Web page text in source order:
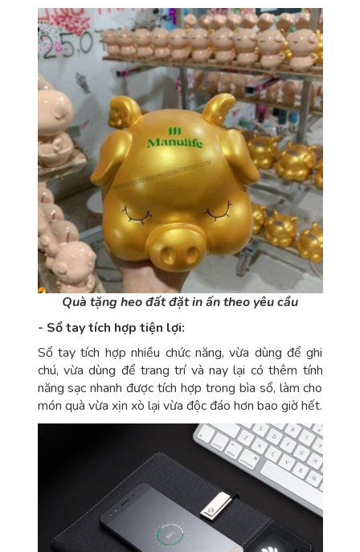
Quà tặng heo đất đặt in ấn theo yêu cầu
- Sổ tay tích hợp tiện lợi:
Sổ tay tích hợp nhiều chức năng, vừa dùng để ghi
chú, vừa dùng để trang trí và nay lại có thêm tính
năng sạc nhanh được tích hợp trong bìa sổ, làm cho
món quà vừa xịn xò lại vừa độc đáo hơn bao giờ hết.